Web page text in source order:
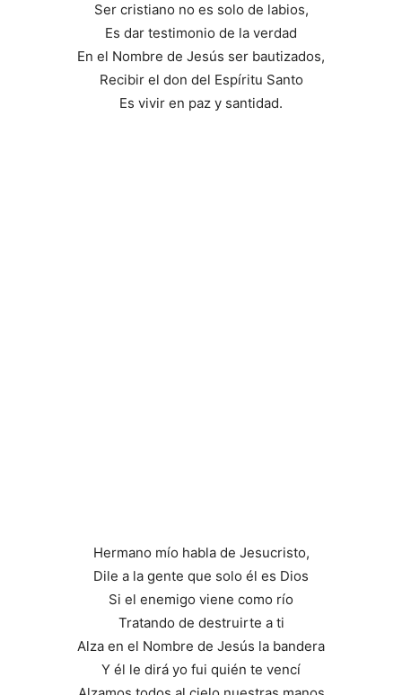
Ser cristiano no es solo de labios,
Es dar testimonio de la verdad
En el Nombre de Jesús ser bautizados,
Recibir el don del Espíritu Santo
Es vivir en paz y santidad.
Hermano mío habla de Jesucristo,
Dile a la gente que solo él es Dios
Si el enemigo viene como río
Tratando de destruirte a ti
Alza en el Nombre de Jesús la bandera
Y él le dirá yo fui quién te vencí